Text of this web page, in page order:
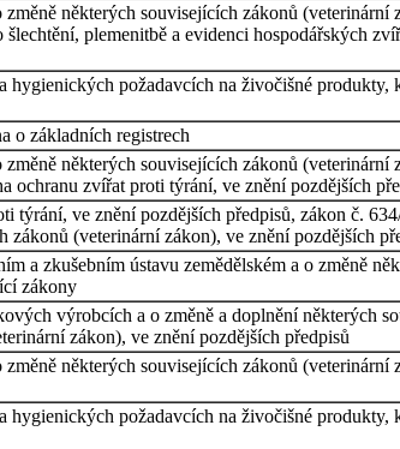
některých souvisejících zákonů
plemenitbě a evidenci hospodářských
hygienických požadavcích na živočišné
o základních registrech
některých souvisejících zákonů
ochranu zvířat proti týrání, ve znění pozdějších
týrání, ve znění pozdějších předpisů, zákon č.
(veterinární zákon), ve znění pozdějších
a zkušebním ústavu zemědělském a o změně
zákony
výrobcích a o změně a doplnění některých
zákon), ve znění pozdějších předpisů
některých souvisejících zákonů
hygienických požadavcích na živočišné